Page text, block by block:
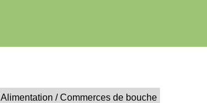
Alimentation / Commerces de bouche